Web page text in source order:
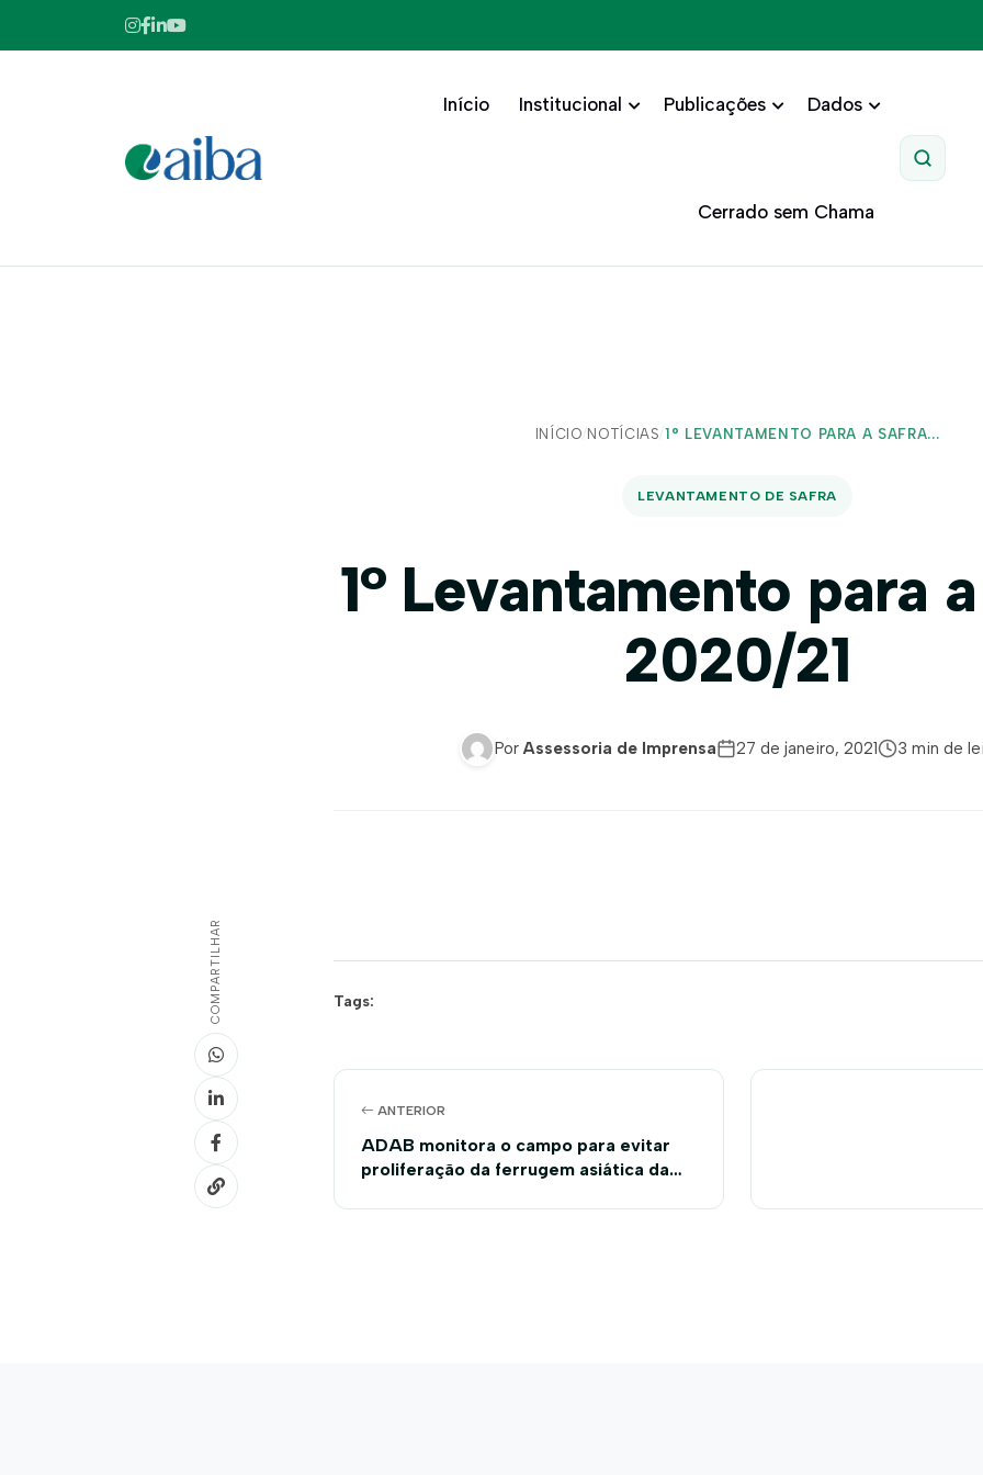
Início Institucional Publicações Dados
Cerrado sem Chama
INÍCIO/ NOTÍCIAS/1° LEVANTAMENTO PARA A SAFRA...
LEVANTAMENTO DE SAFRA
1° Levantamento para
2020/21
Por Assessoria de Imprensa 27 de janeiro, 2021 3 min de
COMPARTILHAR Tags:
ANTERIOR
ADAB monitora o campo para evitar
proliferação da ferrugem asiática da